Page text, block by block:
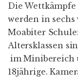
Die Wettkämpfe
werden in
Moabiter
Altersklassen
im Minibereich
18jährige.